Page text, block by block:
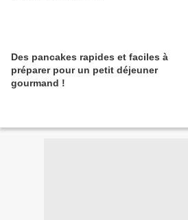
Des pancakes rapides et faciles à
préparer pour un petit déjeuner
gourmand !